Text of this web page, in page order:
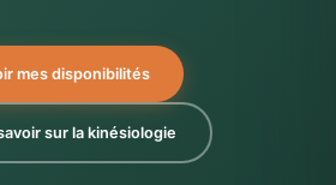
mes disponibilités
sur la kinésiologie